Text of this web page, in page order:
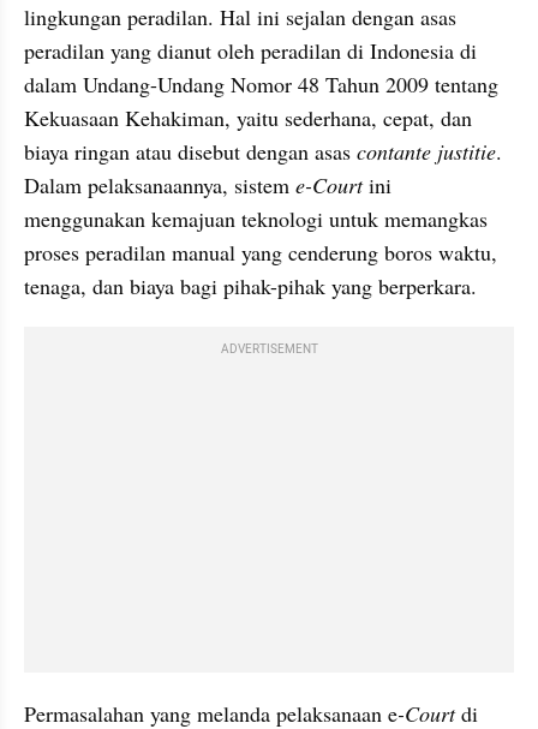
lingkungan peradilan. Hal ini sejalan dengan asas
peradilan yang dianut oleh peradilan di Indonesia di
dalam Undang-Undang Nomor 48 Tahun 2009 tentang
Kekuasaan Kehakiman, yaitu sederhana, cepat, dan
biaya ringan atau disebut dengan asas contante justitie.
Dalam pelaksanaannya, sistem e-Court ini
menggunakan kemajuan teknologi untuk memangkas
proses peradilan manual yang cenderung boros waktu,
tenaga, dan biaya bagi pihak-pihak yang berperkara.
ADVERTISEMENT
Permasalahan yang melanda pelaksanaan e-Court di